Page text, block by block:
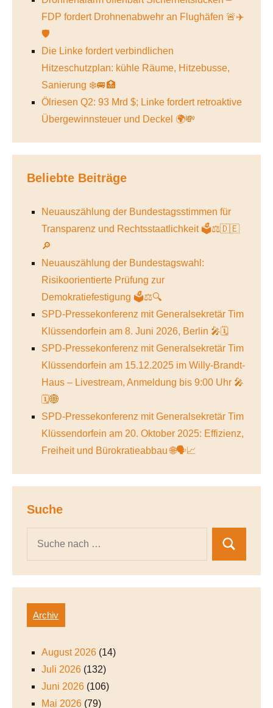
FDP fordert Drohnenabwehr an Flughäfen 🚨✈️
🛡️
Die Linke fordert verbindlichen
Hitzeschutzplan: kühle Räume, Hitzebusse,
Sanierung ❄️🚐🏥
Ölriesen Q2: 93 Mrd $; Linke fordert retroaktive
Übergewinnsteuer und Deckel 🌍💸
Beliebte Beiträge
Neuauszählung der Bundestagsstimmen für
Transparenz und Rechtsstaatlichkeit 🗳️⚖️🇩🇪
🔎
Neuauszählung der Bundestagswahl:
Risikoorientierte Prüfung zur
Demokratiefestigung 🗳️⚖️🔍
SPD-Pressekonferenz mit Generalsekretär Tim
Klüssendorfein am 8. Juni 2026, Berlin 🎤🗓️
SPD-Pressekonferenz mit Generalsekretär Tim
Klüssendorfein am 15.12.2025 im Willy-Brandt-
Haus – Livestream, Anmeldung bis 9:00 Uhr 🎤
🗓️🌐
SPD-Pressekonferenz mit Generalsekretär Tim
Klüssendorfein am 20. Oktober 2025: Effizienz,
Freiheit und Bürokratieabbau 🌐🗣️📈
Suche
Archiv
August 2026 (14)
Juli 2026 (132)
Juni 2026 (106)
Mai 2026 (79)